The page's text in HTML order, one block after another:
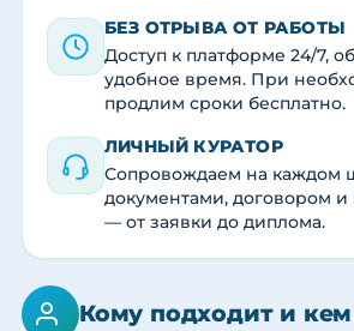
БЕЗ ОТРЫВА ОТ РАБОТЫ
Доступ к платформе 24/7,
удобное время. При
продлим сроки бесплатно.
ЛИЧНЫЙ КУРАТОР
Сопровождаем на каждом
документами, договором
— от заявки до диплома.
Кому подходит и кем